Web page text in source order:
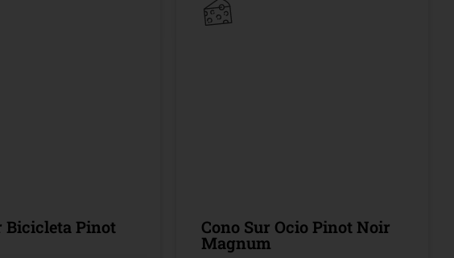
Bicicleta Pinot Cono Sur Ocio Pinot Noir
Magnum